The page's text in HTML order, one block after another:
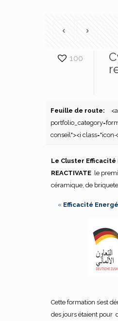
100
Feuille de route:
conseil"><i
Le Cluster
REACTIVATE le
céramique, de
« Efficacité
Cette formation s’est
des jours étaient pour